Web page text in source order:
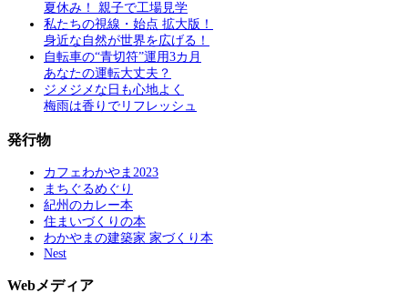
夏休み！ 親子で工場見学
私たちの視線・始点 拡大版！
身近な自然が世界を広げる！
自転車の“青切符”運用3カ月
あなたの運転大丈夫？
ジメジメな日も心地よく
梅雨は香りでリフレッシュ
発行物
カフェわかやま2023
まちぐるめぐり
紀州のカレー本
住まいづくりの本
わかやまの建築家 家づくり本
Nest
Webメディア